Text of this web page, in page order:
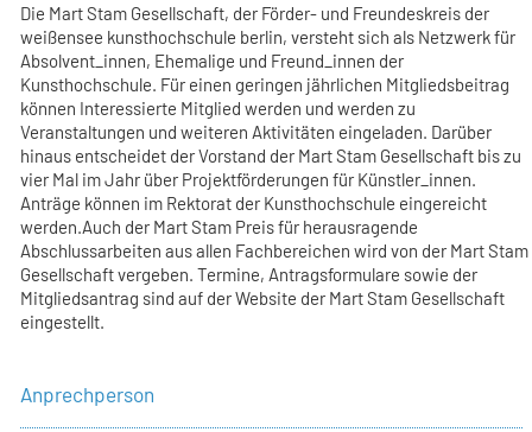
Die Mart Stam Gesellschaft, der Förder- und Freundeskreis der
weißensee kunsthochschule berlin, versteht sich als Netzwerk für
Absolvent_innen, Ehemalige und Freund_innen der
Kunsthochschule. Für einen geringen jährlichen Mitgliedsbeitrag
können Interessierte Mitglied werden und werden zu
Veranstaltungen und weiteren Aktivitäten eingeladen. Darüber
hinaus entscheidet der Vorstand der Mart Stam Gesellschaft bis zu
vier Mal im Jahr über Projektförderungen für Künstler_innen.
Anträge können im Rektorat der Kunsthochschule eingereicht
werden.Auch der Mart Stam Preis für herausragende
Abschlussarbeiten aus allen Fachbereichen wird von der Mart Stam
Gesellschaft vergeben. Termine, Antragsformulare sowie der
Mitgliedsantrag sind auf der Website der Mart Stam Gesellschaft
eingestellt.
Anprechperson